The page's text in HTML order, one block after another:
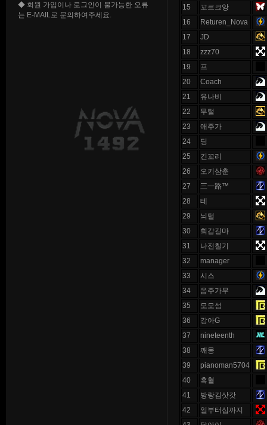
◆ 회원 가입이나 로그인이 불가능한 오류
는 E-MAIL로 문의하여주세요.
15
꼬르크앙
16
Returen_Nova
17
JD
18
zzz70
19
프
20
Coach
21
유나비
22
무털
23
애주가
24
딩
25
긴꼬리
26
오키삼춘
27
三一路™
28
테
29
뇌털
30
회갑길마
31
나전칠기
32
manager
33
시스
34
음주가무
35
모모섬
36
강아G
37
nineteenth
38
깨몽
39
pianoman5704
40
흑혈
41
방랑김삿갓
42
일부터십까지